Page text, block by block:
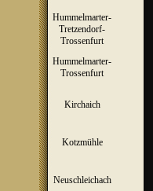
Hummelmarter-
Tretzendorf-
Trossenfurt
Hummelmarter-
Trossenfurt
Kirchaich
Kotzmühle
Neuschleichach